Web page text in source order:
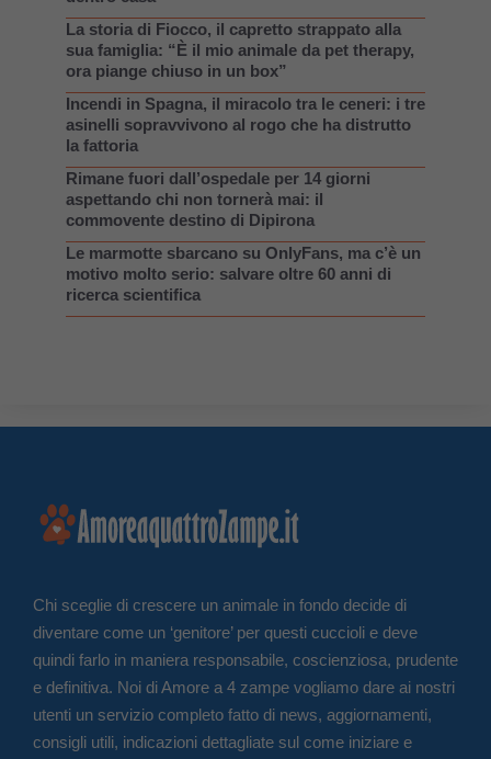
La storia di Fiocco, il capretto strappato alla
sua famiglia: “È il mio animale da pet therapy,
ora piange chiuso in un box”
Incendi in Spagna, il miracolo tra le ceneri: i tre
asinelli sopravvivono al rogo che ha distrutto
la fattoria
Rimane fuori dall’ospedale per 14 giorni
aspettando chi non tornerà mai: il
commovente destino di Dipirona
Le marmotte sbarcano su OnlyFans, ma c’è un
motivo molto serio: salvare oltre 60 anni di
ricerca scientifica
Chi sceglie di crescere un animale in fondo decide di
diventare come un ‘genitore’ per questi cuccioli e deve
quindi farlo in maniera responsabile, coscienziosa, prudente
e definitiva. Noi di Amore a 4 zampe vogliamo dare ai nostri
utenti un servizio completo fatto di news, aggiornamenti,
consigli utili, indicazioni dettagliate sul come iniziare e